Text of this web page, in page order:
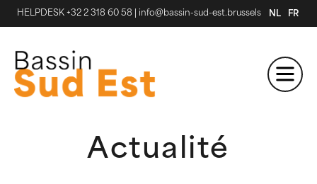
HELPDESK +32 2 318 60 58 info@bassin-sud-est.brussels NL FR
Actualité